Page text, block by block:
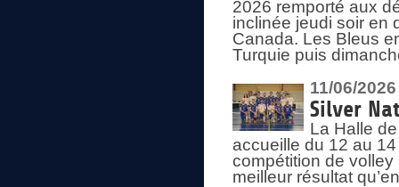
2026 remporté aux
inclinée jeudi soir en
Canada. Les Bleus
Turquie puis
11/06/2026
Silver
La Halle
accueille du 12 au
compétition de
meilleur résultat